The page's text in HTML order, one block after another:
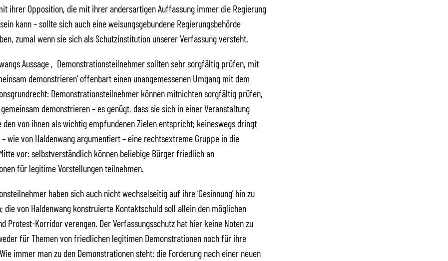
ihrer Opposition, die mit ihrer andersartigen Auffassung immer die Regierung
kann – sollte sich auch eine weisungsgebundene Regierungsbehörde
zumal wenn sie sich als Schutzinstitution unserer Verfassung versteht.
Aussage ‚Demonstrationsteilnehmer sollten sehr sorgfältig prüfen, mit
demonstrieren‘ offenbart einen unangemessenen Umgang mit dem
Demonstrationsteilnehmer können mitnichten sorgfältig prüfen,
demonstrieren – es genügt, dass sie sich in einer Veranstaltung
den von ihnen als wichtig empfundenen Zielen entspricht; keineswegs dringt
wie von Haldenwang argumentiert – eine rechtsextreme Gruppe in die
vor: selbstverständlich können beliebige Bürger friedlich an
für legitime Vorstellungen teilnehmen.
haben sich auch nicht wechselseitig auf ihre ‘Gesinnung’ hin zu
die von Haldenwang konstruierte Kontaktschuld soll allein den möglichen
Protest-Korridor verengen. Der Verfassungsschutz hat hier keine Noten zu
für Themen von friedlichen legitimen Demonstrationen noch für ihre
immer man zu den Demonstrationen steht: die Forderung nach einer neuen